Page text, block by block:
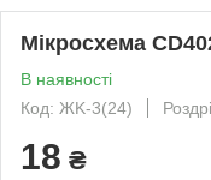
Мікросхема
В наявності
Код: ЖK-3(24)
18 ₴